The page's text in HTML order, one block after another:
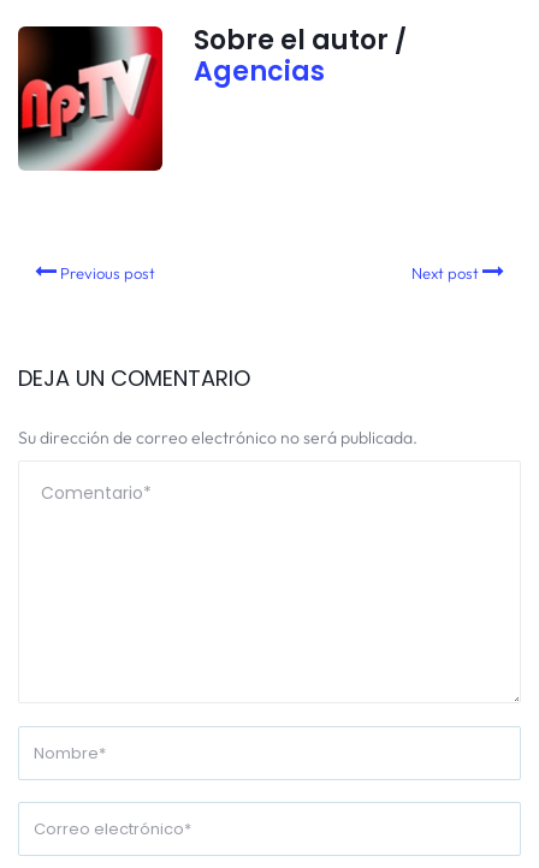
Sobre el autor /
Agencias
Previous post Next post
DEJA UN COMENTARIO
Su dirección de correo electrónico no será publicada.